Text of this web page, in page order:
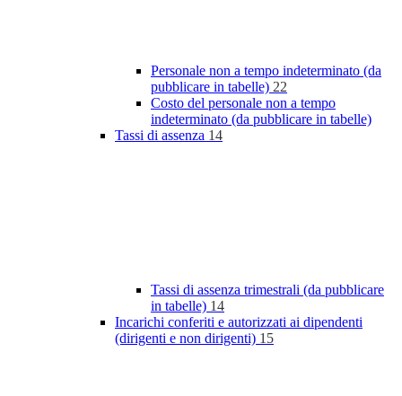
Personale non a tempo indeterminato (da
pubblicare in tabelle) 22
Costo del personale non a tempo
indeterminato (da pubblicare in tabelle)
Tassi di assenza 14
Tassi di assenza trimestrali (da pubblicare
in tabelle) 14
Incarichi conferiti e autorizzati ai dipendenti
(dirigenti e non dirigenti) 15